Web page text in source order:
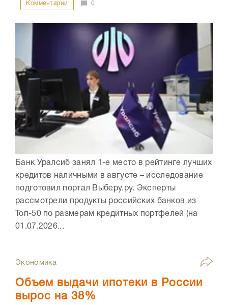
Комментарии 0
Банк Уралсиб занял 1-е место в рейтинге лучших
кредитов наличными в августе – исследование
подготовил портал Выберу.ру. Эксперты
рассмотрели продукты российских банков из
Топ-50 по размерам кредитных портфелей (на
01.07.2026...
Экономика
Объем выдачи ипотеки в России
вырос на 38%